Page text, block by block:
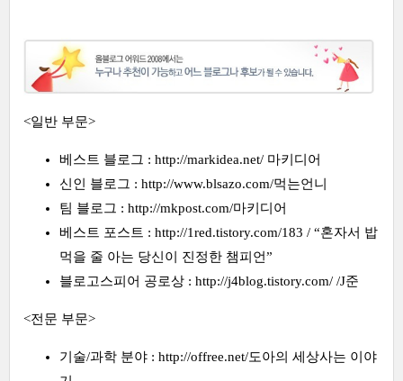
<일반 부문>
베스트 블로그 : http://markidea.net/ 마키디어
신인 블로그 : http://www.blsazo.com/먹는언니
팀 블로그 : http://mkpost.com/마키디어
베스트 포스트 : http://1red.tistory.com/183 / “혼자서 밥
먹을 줄 아는 당신이 진정한 챔피언”
블로고스피어 공로상 : http://j4blog.tistory.com/ /J준
<전문 부문>
기술/과학 분야 : http://offree.net/도아의 세상사는 이야